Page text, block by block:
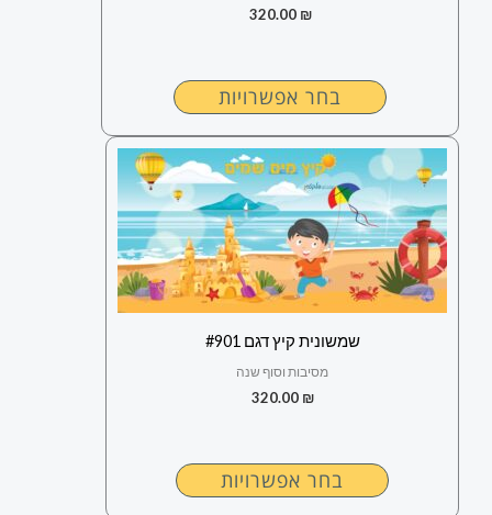
320.00 ₪
בחר אפשרויות
שמשונית קיץ דגם #901
מסיבות וסוף שנה
320.00 ₪
בחר אפשרויות
למוצר
זה
יש
מספר
סוגים.
ניתן
האפשרויות